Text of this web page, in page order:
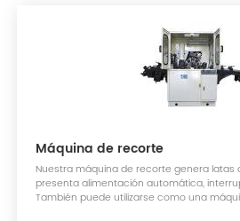
Máquina de recorte
Nuestra máquina de recorte genera latas
presenta alimentación automática,
También puede utilizarse como una